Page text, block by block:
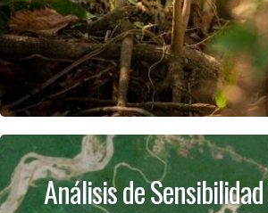
Análisis de